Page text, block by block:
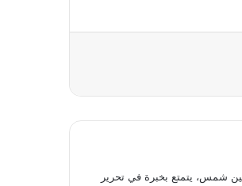
شمس، يتمتع بخبرة في تحرير